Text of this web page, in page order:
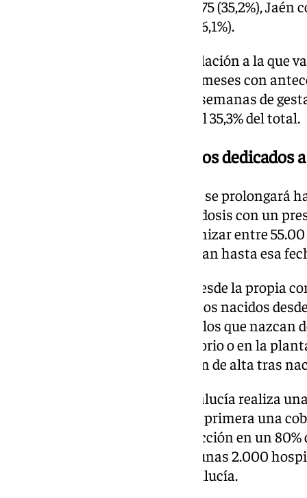
con 1.093 (35%), Almería con 1.075 (35,2%),
Huelva con 576 inmunizados (36,1%).
Asimismo, del grupo 2 de la población a la que
conformada por menores de 12 meses con
decir, nacidos con menos de 35 semanas de
521 niños, lo que se traduce en el 35,3% del total.
Cerca de 16 millones de euros dedicados
Para la campaña de 2024 —que se prolongará
año— se han adquirido 73.000 dosis con un
euros, con el que se prevé inmunizar entre
los nacimientos que se produzcan hasta esa
Además, como bien informan desde la propia
en los centros de salud a los niños nacidos
administrará la vacuna a todos los que nazcan
marzo directamente en el paritorio o en la
hospitales antes de que se vayan de alta tras
Esta es la segunda vez que Andalucía realiza
frente al VRS, lográndose con la primera una
según datos de la Junta, la reducción en un
bronquiolitis y que se evitasen unas 2.000
en menores de 6 meses en Andalucía.